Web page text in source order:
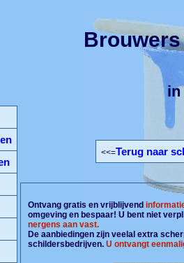
in
<<=Terug naar
Ontvang gratis en vrijblijvend
omgeving en bespaar! U bent niet
nergens aan vast.
De aanbiedingen zijn veelal extra
schildersbedrijven.U ontvangt